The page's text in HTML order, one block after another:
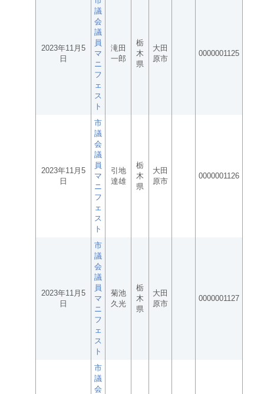
2023年11月5
日
議
会
議
員
マ
ニ
フ
ェ
ス
ト
滝田
一郎
栃
木
県
大田
原市
0000001125
2023年11月5
日
市
議
会
議
員
マ
ニ
フ
ェ
ス
ト
引地
達雄
栃
木
県
大田
原市
0000001126
2023年11月5
日
市
議
会
議
員
マ
ニ
フ
ェ
ス
ト
菊池
久光
栃
木
県
大田
原市
0000001127
市
議
会